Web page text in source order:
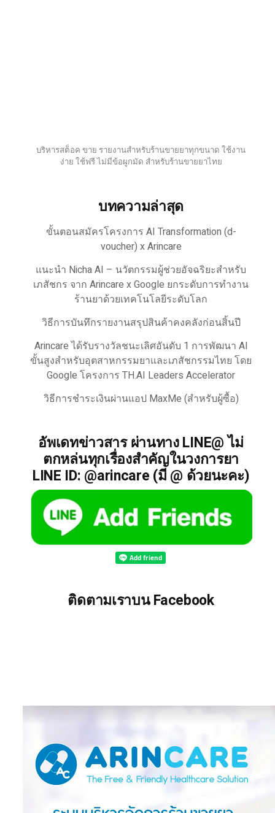
บริหารสต็อค ขาย รายงานสำหรับร้านขายยาทุกขนาด ใช้งาน
ง่าย ใช้ฟรี ไม่มีข้อผูกมัด สำหรับร้านขายยาไทย
บทความล่าสุด
ขั้นตอนสมัครโครงการ AI Transformation (d-
voucher) x Arincare
แนะนำ Nicha AI – นวัตกรรมผู้ช่วยอัจฉริยะสำหรับ
เภสัชกร จาก Arincare x Google ยกระดับการทำงาน
ร้านยาด้วยเทคโนโลยีระดับโลก
วิธีการบันทึกรายงานสรุปสินค้าคงคลังก่อนสิ้นปี
Arincare ได้รับรางวัลชนะเลิศอันดับ 1 การพัฒนา AI
ขั้นสูงสำหรับอุตสาหกรรมยาและเภสัชกรรมไทย โดย
Google โครงการ TH.AI Leaders Accelerator
วิธีการชำระเงินผ่านแอป MaxMe (สำหรับผู้ซื้อ)
อัพเดทข่าวสาร ผ่านทาง LINE@ ไม่
ตกหล่นทุกเรื่องสำคัญในวงการยา
LINE ID: @arincare (มี @ ด้วยนะคะ)
ติดตามเราบน Facebook